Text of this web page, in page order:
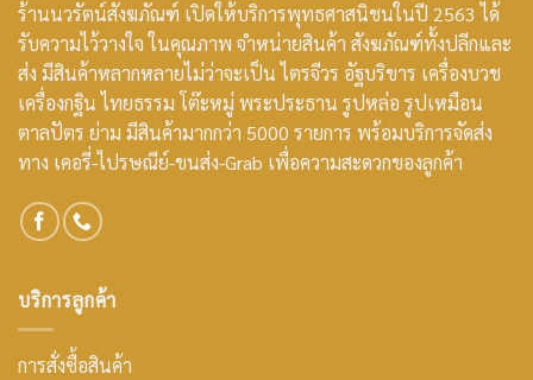
ร้านนวรัตน์สังฆภัณฑ์ เปิดให้บริการพุทธศาสนิชนในปี 2563 ได้
รับความไว้วางใจ ในคุณภาพ จำหน่ายสินค้า สังฆภัณฑ์ทั้งปลีกและ
ส่ง มีสินค้าหลากหลายไม่ว่าจะเป็น ไตรจีวร อัฐบริขาร เครื่องบวช
เครื่องกฐิน ไทยธรรม โต๊ะหมู่ พระประธาน รูปหล่อ รูปเหมือน
ตาลปัตร ย่าม มีสินค้ามากกว่า 5000 รายการ พร้อมบริการจัดส่ง
ทาง เคอรี่-ไปรษณีย์-ขนส่ง-Grab เพื่อความสะดวกของลูกค้า
บริการลูกค้า
การสั่งซื้อสินค้า